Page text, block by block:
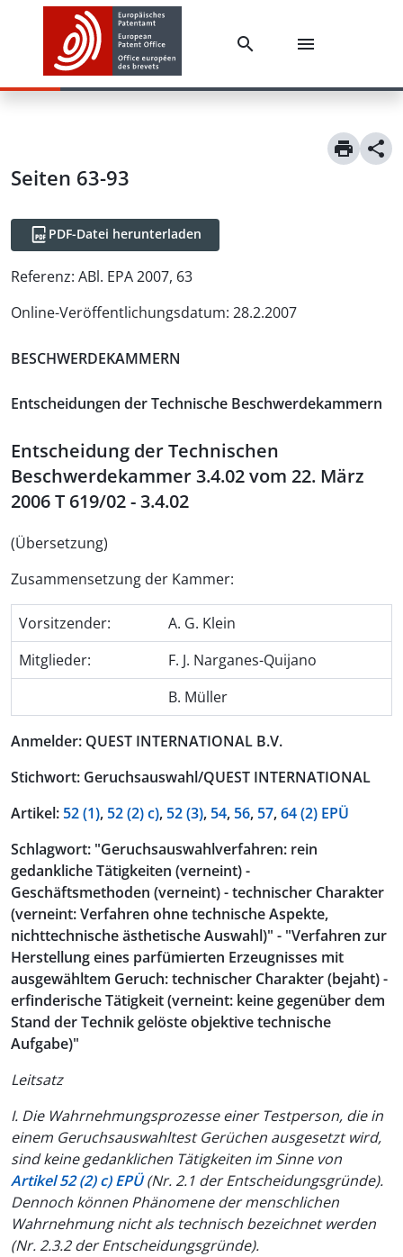
Seiten 63-93
PDF-Datei herunterladen
Referenz: ABl. EPA 2007, 63
Online-Veröffentlichungsdatum: 28.2.2007
BESCHWERDEKAMMERN
Entscheidungen der Technische Beschwerdekammern
Entscheidung der Technischen
Beschwerdekammer 3.4.02 vom 22. März
2006 T 619/02 - 3.4.02
(Übersetzung)
Zusammensetzung der Kammer:
Vorsitzender:
A. G. Klein
Mitglieder:
F. J. Narganes-Quijano
B. Müller
Anmelder: QUEST INTERNATIONAL B.V.
Stichwort: Geruchsauswahl/QUEST INTERNATIONAL
Artikel:52 (1),52 (2) c),52 (3),54,56,57,64 (2) EPÜ
Schlagwort: "Geruchsauswahlverfahren: rein
gedankliche Tätigkeiten (verneint) -
Geschäftsmethoden (verneint) - technischer Charakter
(verneint: Verfahren ohne technische Aspekte,
nichttechnische ästhetische Auswahl)" - "Verfahren zur
Herstellung eines parfümierten Erzeugnisses mit
ausgewähltem Geruch: technischer Charakter (bejaht) -
erfinderische Tätigkeit (verneint: keine gegenüber dem
Stand der Technik gelöste objektive technische
Aufgabe)"
Leitsatz
I. Die Wahrnehmungsprozesse einer Testperson, die in
einem Geruchsauswahltest Gerüchen ausgesetzt wird,
sind keine gedanklichen Tätigkeiten im Sinne von
Artikel 52 (2) c) EPÜ(Nr. 2.1 der Entscheidungsgründe).
Dennoch können Phänomene der menschlichen
Wahrnehmung nicht als technisch bezeichnet werden
(Nr. 2.3.2 der Entscheidungsgründe).